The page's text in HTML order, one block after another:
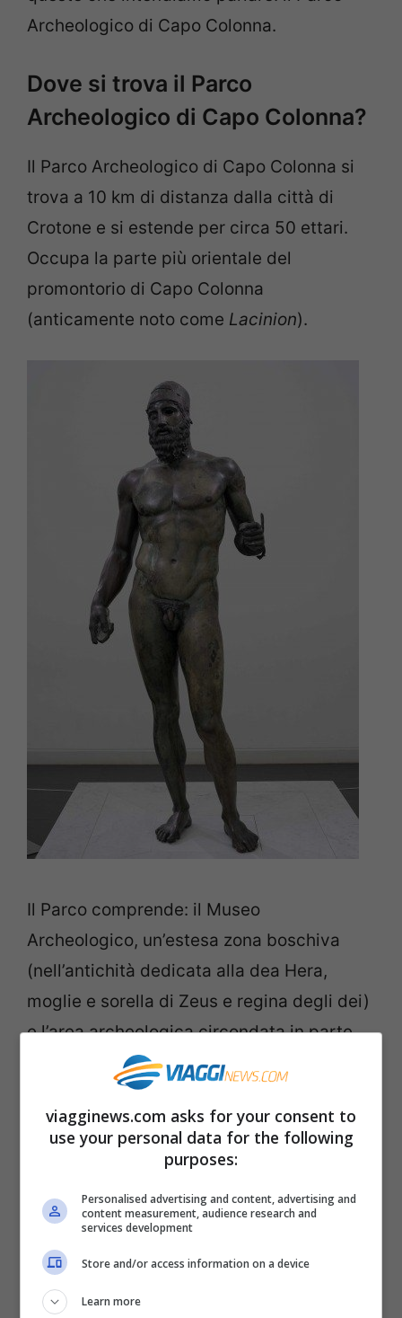
Archeologico di Capo Colonna.
Dove si trova il Parco
Archeologico di Capo Colonna?
Il Parco Archeologico di Capo Colonna si
trova a 10 km di distanza dalla città di
Crotone e si estende per circa 50 ettari.
Occupa la parte più orientale del
promontorio di Capo Colonna
(anticamente noto come Lacinion).
Il Parco comprende: il Museo
Archeologico, un’estesa zona boschiva
(nell’antichità dedicata alla dea Hera,
moglie e sorella di Zeus e regina degli dei)
e l’area archeologica circondata in parte
da mura di epoca romana.
All’interno di quest’ultima si possono
ammirare i resti dell’Heraion Lakinion, il
Crotone) dedicato a Hera Lacinia, il più
importante della Magna Grecia. Oggi
dell’antico santuario non rimane poi molto,
se non alcuni resti tra cui spicca una
viagginews.com asks for your consent to
use your personal data for the following
purposes:
Personalised advertising and content, advertising and
content measurement, audience research and
services development
Store and/or access information on a device
Learn more